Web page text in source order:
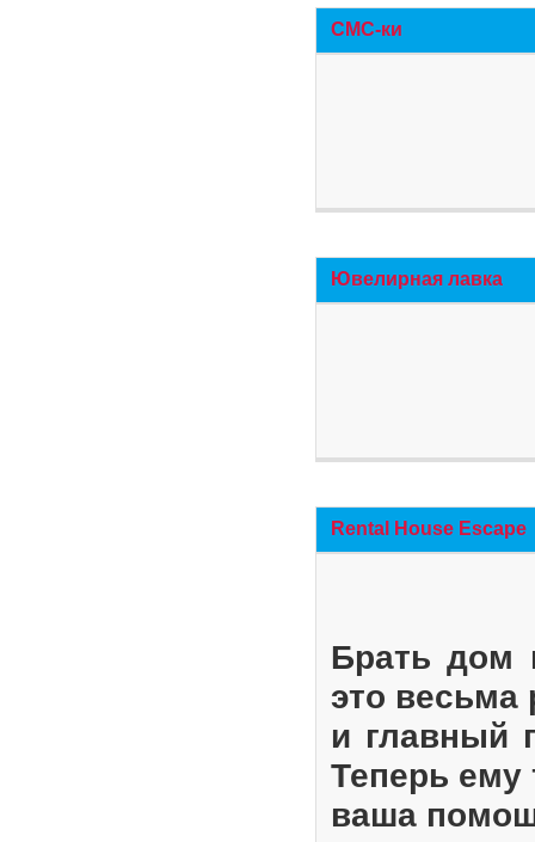
СМС-ки
Ювелирная лавка
Rental House Escape
Брать дом
это весьма
и главный
Теперь ему
ваша